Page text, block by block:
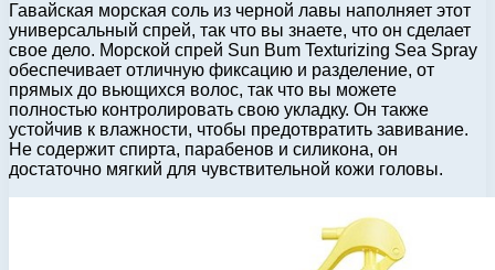
Гавайская морская соль из черной лавы наполняет этот
универсальный спрей, так что вы знаете, что он сделает
свое дело. Морской спрей Sun Bum Texturizing Sea Spray
обеспечивает отличную фиксацию и разделение, от
прямых до вьющихся волос, так что вы можете
полностью контролировать свою укладку. Он также
устойчив к влажности, чтобы предотвратить завивание.
Не содержит спирта, парабенов и силикона, он
достаточно мягкий для чувствительной кожи головы.